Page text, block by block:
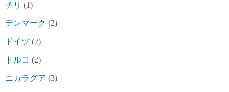
チリ (1)
デンマーク (2)
ドイツ (2)
トルコ (2)
ニカラグア (3)